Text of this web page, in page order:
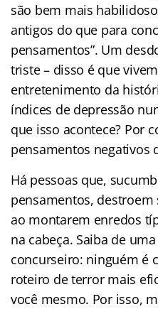
são bem mais
antigos do que para
pensamentos”. Um
triste – disso é que
entretenimento da
índices de depressão
que isso acontece? Por
pensamentos negativos
Há pessoas que,
pensamentos,
ao montarem enredos
na cabeça. Saiba de
concurseiro: ninguém é
roteiro de terror mais
você mesmo. Por isso,